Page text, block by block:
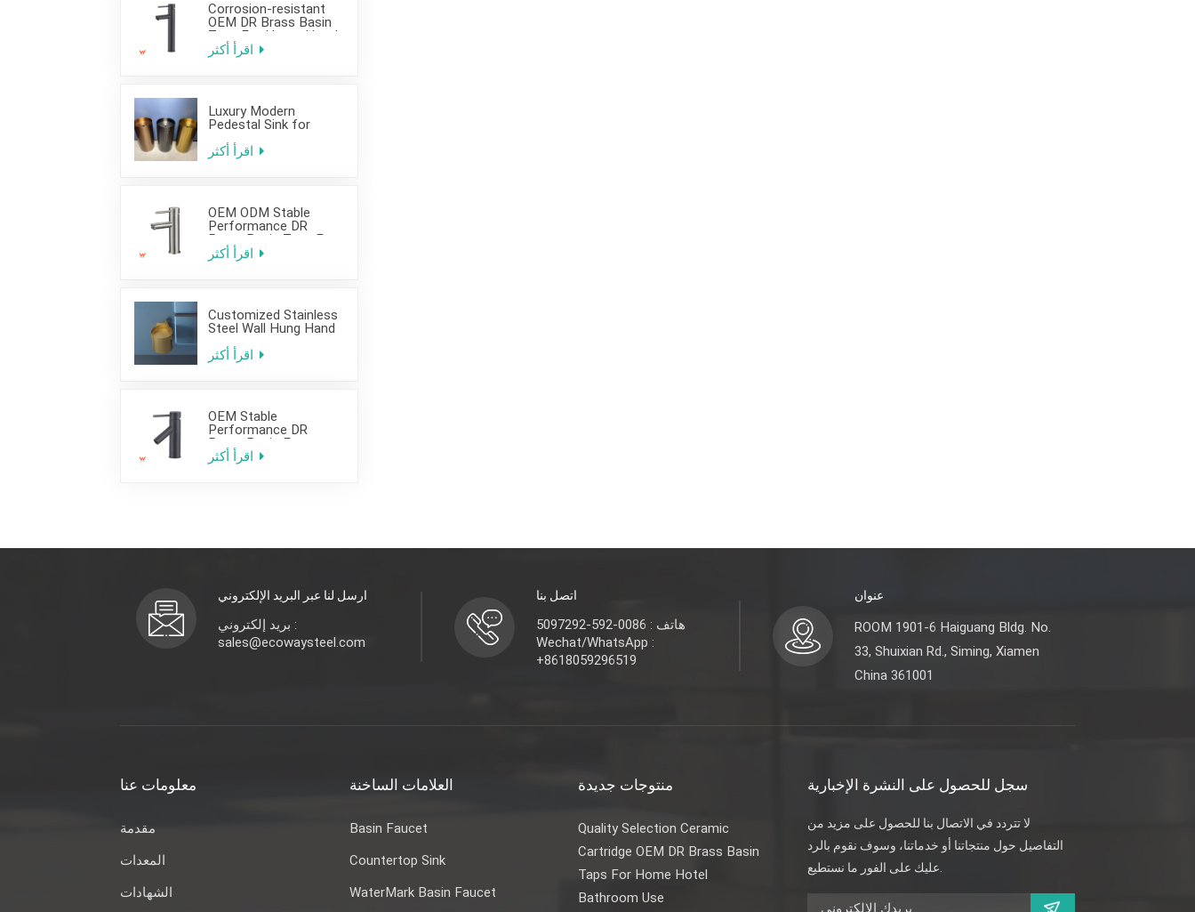
Corrosion-resistant
OEM DR Brass Basin
Taps For Home Hotel
Project Use
Luxury Modern
Pedestal Sink for
OEM ODM Stable
Performance DR
Brass Basin Taps For
Home Hotel Project
Customized Stainless
Steel Wall Hung Hand
Bathroom
OEM Stable
Performance DR
Brass Basin Faucet
For Home Hotel Grade
ارسل لنا عبر البريد الإلكتروني
بريد إلكتروني :
sales@ecowaysteel.com
اتصل بنا
هاتف : 0086-592-5097292
Wechat/WhatsApp :
+8618059296519
عنوان
ROOM 1901-6 Haiguang Bldg. No.
33, Shuixian Rd., Siming, Xiamen
China 361001
معلومات عنا
مقدمة
المعدات
الشهادات
العلامات الساخنة
Basin Faucet
Countertop Sink
WaterMark Basin Faucet
منتوجات جديدة
Quality Selection Ceramic
Cartridge OEM DR Brass Basin
Taps For Home Hotel
Bathroom Use
سجل للحصول على النشرة الإخبارية
لا تتردد في الاتصال بنا للحصول على مزيد من
التفاصيل حول منتجاتنا أو خدماتنا، وسوف نقوم بالرد